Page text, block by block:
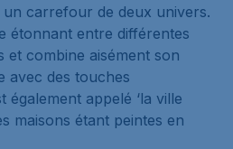
carrefour de deux univers.
étonnant entre différentes
et combine aisément son
avec des touches
également appelé ‘la ville
maisons étant peintes en